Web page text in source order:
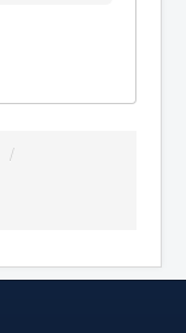
/